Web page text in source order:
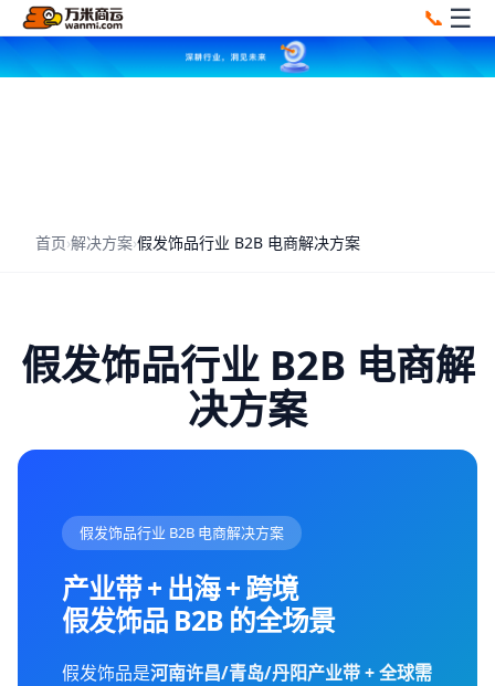
📞 ☰
首页›解决方案›假发饰品行业 B2B 电商解决方案
假发饰品行业 B2B 电商解
决方案
假发饰品行业 B2B 电商解决方案
产业带 + 出海 + 跨境
假发饰品 B2B 的全场景
假发饰品是河南许昌/青岛/丹阳产业带 + 全球需